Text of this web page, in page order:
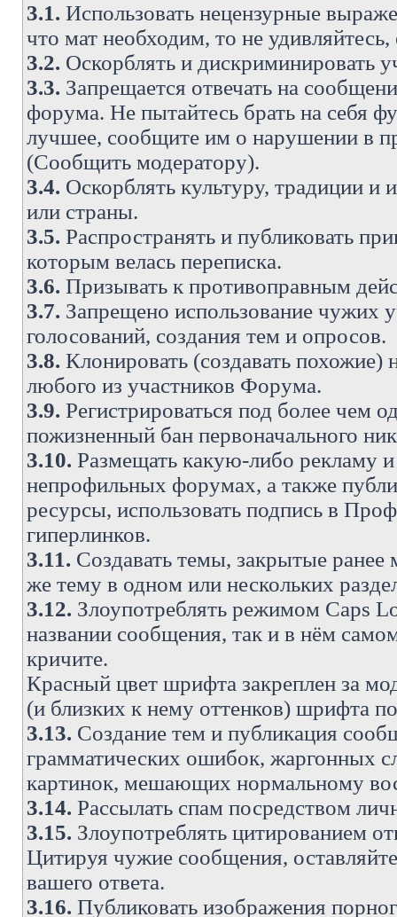
3.1. Использовать нецензурные
что мат необходим, то не
3.2. Оскорблять и дискриминировать
3.3. Запрещается отвечать на
форума. Не пытайтесь брать на себя
лучшее, сообщите им о нарушении в
(Сообщить модератору).
3.4. Оскорблять культуру, традиции
или страны.
3.5. Распространять и публиковать
которым велась переписка.
3.6. Призывать к противоправным
3.7. Запрещено использование чужих
голосований, создания тем и опросов.
3.8. Клонировать (создавать похожие)
любого из участников Форума.
3.9. Регистрироваться под более чем
пожизненный бан первоначального
3.10. Размещать какую-либо рекламу
непрофильных форумах, а также
ресурсы, использовать подпись в
гиперлинков.
3.11. Создавать темы, закрытые ранее
же тему в одном или нескольких
3.12. Злоупотреблять режимом Caps
названии сообщения, так и в нём
кричите.
Красный цвет шрифта закреплен за
(и близких к нему оттенков) шрифта
3.13. Создание тем и публикация
грамматических ошибок, жаргонных
картинок, мешающих нормальному
3.14. Рассылать спам посредством
3.15. Злоупотреблять цитированием
Цитируя чужие сообщения,
вашего ответа.
3.16. Публиковать изображения